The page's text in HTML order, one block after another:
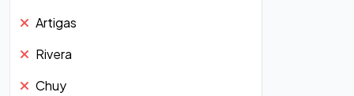
Artigas
Rivera
Chuy